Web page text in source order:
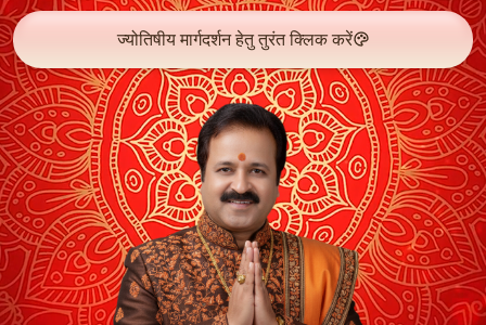
ज्योतिषीय मार्गदर्शन हेतु तुरंत क्लिक करें